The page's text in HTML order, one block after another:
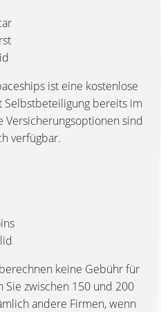
ist eine kostenlose
Selbstbeteiligung bereits im
Versicherungsoptionen sind
verfügbar.
keine Gebühr für
Sie zwischen 150 und 200
andere Firmen, wenn